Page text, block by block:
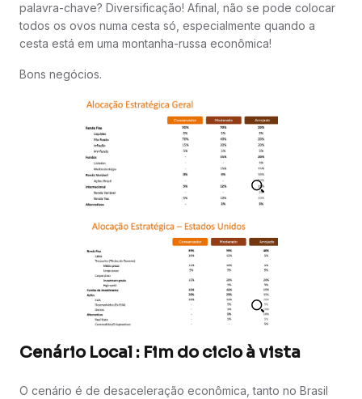
palavra-chave? Diversificação! Afinal, não se pode colocar
todos os ovos numa cesta só, especialmente quando a
cesta está em uma montanha-russa econômica!
Bons negócios.
Cenário Local : Fim do ciclo à vista
O cenário é de desaceleração econômica, tanto no Brasil